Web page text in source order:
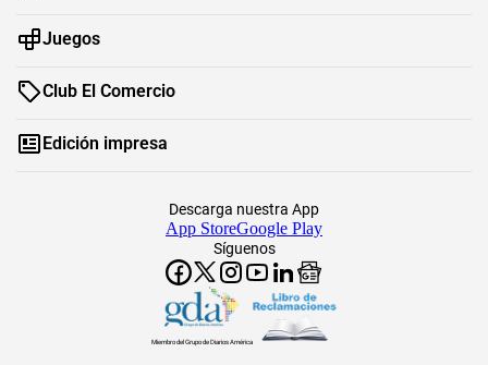
Juegos
Club El Comercio
Edición impresa
Síguenos
Descarga nuestra App
App StoreGoogle Play
Miembro del Grupo de Diarios América